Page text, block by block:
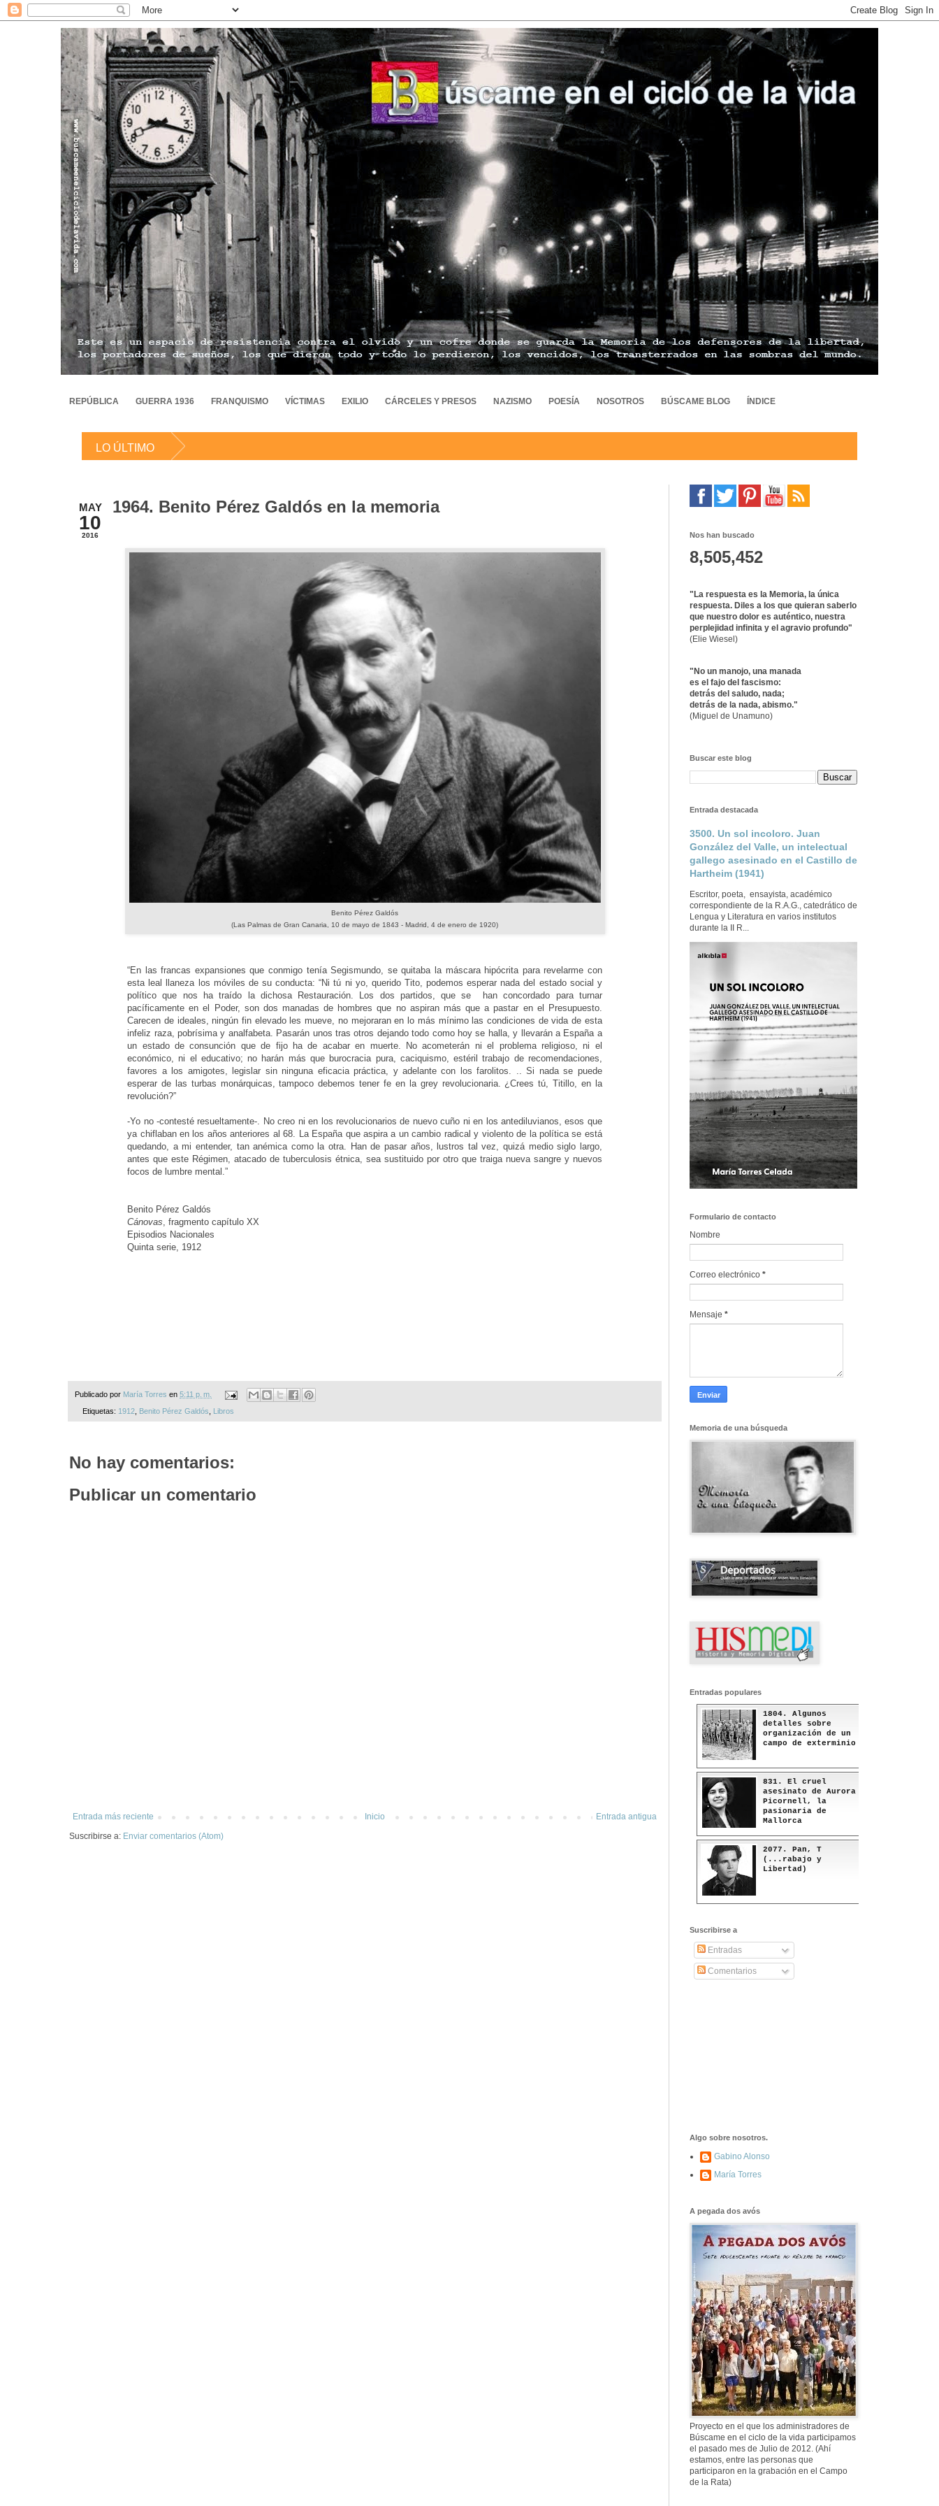
REPÚBLICA GUERRA 1936 FRANQUISMO VÍCTIMAS EXILIO CÁRCELES Y PRESOS NAZISMO POESÍA NOSOTROS BÚSCAME BLOG ÍNDICE
LO ÚLTIMO
MAY
10
2016
1964. Benito Pérez Galdós en la memoria
Benito Pérez Galdós
(Las Palmas de Gran Canaria, 10 de mayo de 1843 - Madrid, 4 de enero de 1920)
“En las francas expansiones que conmigo tenía Segismundo, se quitaba la máscara hipócrita para revelarme con
esta leal llaneza los móviles de su conducta: “Ni tú ni yo, querido Tito, podemos esperar nada del estado social y
político que nos ha traído la dichosa Restauración. Los dos partidos, que se han concordado para turnar
pacíficamente en el Poder, son dos manadas de hombres que no aspiran más que a pastar en el Presupuesto.
Carecen de ideales, ningún fin elevado les mueve, no mejoraran en lo más mínimo las condiciones de vida de esta
infeliz raza, pobrísima y analfabeta. Pasarán unos tras otros dejando todo como hoy se halla, y llevarán a España a
un estado de consunción que de fijo ha de acabar en muerte. No acometerán ni el problema religioso, ni el
económico, ni el educativo; no harán más que burocracia pura, caciquismo, estéril trabajo de recomendaciones,
favores a los amigotes, legislar sin ninguna eficacia práctica, y adelante con los farolitos. .. Si nada se puede
esperar de las turbas monárquicas, tampoco debemos tener fe en la grey revolucionaria. ¿Crees tú, Titillo, en la
revolución?”
-Yo no -contesté resueltamente-. No creo ni en los revolucionarios de nuevo cuño ni en los antediluvianos, esos que
ya chiflaban en los años anteriores al 68. La España que aspira a un cambio radical y violento de la política se está
quedando, a mi entender, tan anémica como la otra. Han de pasar años, lustros tal vez, quizá medio siglo largo,
antes que este Régimen, atacado de tuberculosis étnica, sea sustituido por otro que traiga nueva sangre y nuevos
focos de lumbre mental.”
Benito Pérez Galdós
Cánovas , fragmento capítulo XX
Episodios Nacionales
Quinta serie, 1912
Publicado por María Torres en 5:11 p. m.
Etiquetas: 1912, Benito Pérez Galdós Libros
No hay comentarios:
Publicar un comentario
Entrada más reciente Entrada antigua
Inicio
Suscribirse a: Enviar comentarios (Atom)
Nos han buscado
8,505,452
"La respuesta es la Memoria, la única
respuesta. Diles a los que quieran saberlo
que nuestro dolor es auténtico, nuestra
perplejidad infinita y el agravio profundo"
(Elie Wiesel)
"No un manojo, una manada
es el fajo del fascismo:
detrás del saludo, nada;
detrás de la nada, abismo."
(Miguel de Unamuno)
Buscar este blog
Entrada destacada
3500. Un sol incoloro. Juan
González del Valle, un intelectual
gallego asesinado en el Castillo de
Hartheim (1941)
Escritor, poeta, ensayista, académico
correspondiente de la R.A.G., catedrático de
Lengua y Literatura en varios institutos
durante la II R...
Formulario de contacto
Nombre
Correo electrónico *
Mensaje *
Memoria de una búsqueda
Entradas populares
1804. Algunos
detalles sobre
organización de un
campo de exterminio
831. El cruel
asesinato de Aurora
Picornell, la
pasionaria de
Mallorca
2077. Pan, T
(...rabajo y
Libertad)
577. Nos fusilaron
fusilaron mal
307. Vuestros
nombres no se han
borrado en la
Historia
Suscribirse a
Entradas
Comentarios
Algo sobre nosotros.
Gabino Alonso
María Torres
A pegada dos avós
Proyecto en el que los administradores de
Búscame en el ciclo de la vida participamos
el pasado mes de Julio de 2012. (Ahí
estamos, entre las personas que
participaron en la grabación en el Campo
de la Rata)